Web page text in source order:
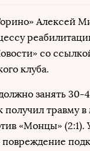
Алексей
со
клуба.
занять 30-
травму в
«Монцы» (2:1).
повреждение